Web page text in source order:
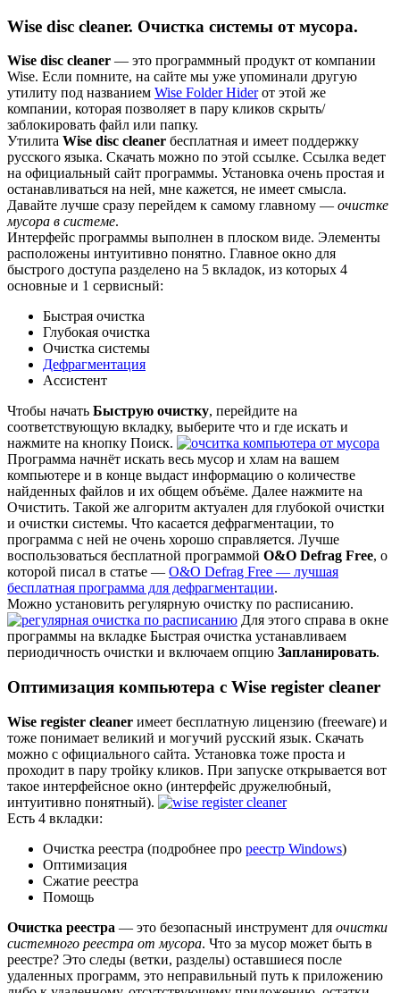
Wise disc cleaner. Очистка системы от мусора.
Wise disc cleaner — это программный продукт от компании
Wise. Если помните, на сайте мы уже упоминали другую
утилиту под названием Wise Folder Hiderот этой же
компании, которая позволяет в пару кликов скрыть/
заблокировать файл или папку.
Утилита Wise disc cleaner бесплатная и имеет поддержку
русского языка. Скачать можно по этой ссылке. Ссылка ведет
на официальный сайт программы. Установка очень простая и
останавливаться на ней, мне кажется, не имеет смысла.
Давайте лучше сразу перейдем к самому главному — очистке
мусора в системе.
Интерфейс программы выполнен в плоском виде. Элементы
расположены интуитивно понятно. Главное окно для
быстрого доступа разделено на 5 вкладок, из которых 4
основные и 1 сервисный:
Быстрая очистка
Глубокая очистка
Очистка системы
Дефрагментация
Ассистент
Чтобы начать Быструю очистку, перейдите на
соответствующую вкладку, выберите что и где искать и
нажмите на кнопку Поиск.
Программа начнёт искать весь мусор и хлам на вашем
компьютере и в конце выдаст информацию о количестве
найденных файлов и их общем объёме. Далее нажмите на
Очистить. Такой же алгоритм актуален для глубокой очистки
и очистки системы. Что касается дефрагментации, то
программа с ней не очень хорошо справляется. Лучше
воспользоваться бесплатной программой O&O Defrag Free, о
которой писал в статье — O&O Defrag Free — лучшая
бесплатная программа для дефрагментации.
Можно установить регулярную очистку по расписанию.
Для этого справа в окне
программы на вкладке Быстрая очистка устанавливаем
периодичность очистки и включаем опцию Запланировать.
Оптимизация компьютера с Wise register cleaner
Wise register cleaner имеет бесплатную лицензию (freeware) и
тоже понимает великий и могучий русский язык. Скачать
можно с официального сайта. Установка тоже проста и
проходит в пару тройку кликов. При запуске открывается вот
такое интерфейсное окно (интерфейс дружелюбный,
интуитивно понятный).
Есть 4 вкладки:
Очистка реестра (подробнее про реестр Windows)
Оптимизация
Сжатие реестра
Помощь
Очистка реестра — это безопасный инструмент для очистки
системного реестра от мусора. Что за мусор может быть в
реестре? Это следы (ветки, разделы) оставшиеся после
удаленных программ, это неправильный путь к приложению